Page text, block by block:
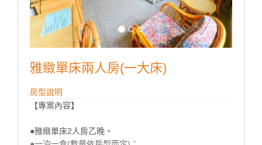
雅緻單床兩人房(一大床)
房型說明
【專案內容】
●雅緻單床2人房乙晚。